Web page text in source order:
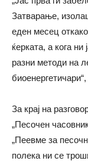
Затварање,
еден месец
ќерката, а кога ни
разни методи на
За крај на
„Песочен
„Пеевме за
полека ни се